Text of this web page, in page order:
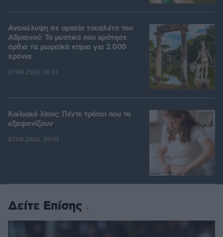
Ανακάλυψη σε αρχαία τουαλέτα του
Αδριανού: Το μυστικό που κράτησε
όρθια τα ρωμαϊκά κτίρια για 2.000
χρόνια
07.08.2026, 10:33
Κοιλιακό λίπος: Πέντε τρόποι που το
εξαφανίζουν
07.08.2026, 09:01
Δείτε Επίσης